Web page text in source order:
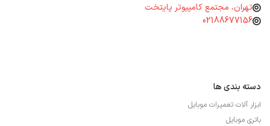
تهران، مجتمع کامپیوتر پایتخت
02188677156
دسته بندی ها
ابزار آلات تعمیرات موبایل
باتری موبایل